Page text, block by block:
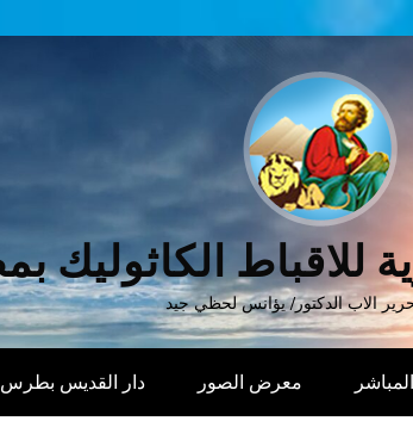
للاقباط الكاثوليك
الاب الدكتور/ يؤانس لحظي جيد
معرض الصور دار القديس بطرس